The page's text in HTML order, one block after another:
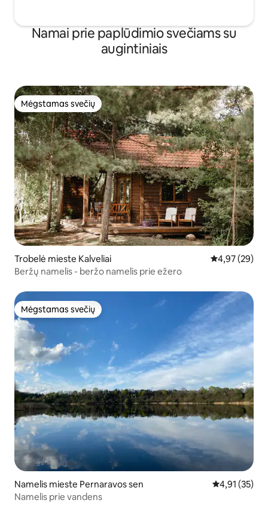
Namai prie paplūdimio svečiams su
augintiniais
Mėgstamas svečių
Mėgstamas svečių
Trobelė mieste Kalveliai Vidutinis
4,97 (29)
Beržų namelis - beržo namelis prie ežero
Mėgstamas svečių
Mėgstamas svečių
Namelis mieste Pernaravos sen Vidutinis
4,91 (35)
Namelis prie vandens